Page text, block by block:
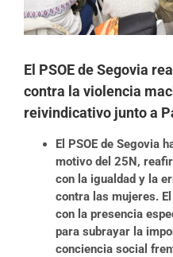
El PSOE de Segovia
contra la violencia
reivindicativo junto a
El PSOE de Segovia
motivo del 25N,
con la igualdad y la
contra las mujeres.
con la presencia
para subrayar la
conciencia social